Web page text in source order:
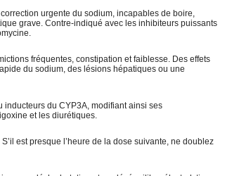
urgente du sodium, incapables de boire,
grave. Contre-indiqué avec les inhibiteurs puissants
fréquentes, constipation et faiblesse. Des effets
du sodium, des lésions hépatiques ou une
du CYP3A, modifiant ainsi ses
et les diurétiques.
est presque l’heure de la dose suivante, ne doublez